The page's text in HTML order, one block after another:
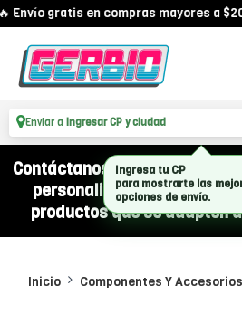
Envío gratis en compras mayores a
Enviar a Ingresar CP y ciudad
Contáctanos por WhatsApp y
personalizado para
productos que se adapten
Inicio Componentes Y
Ingresa tu CP
para mostrarte las
opciones de envío.